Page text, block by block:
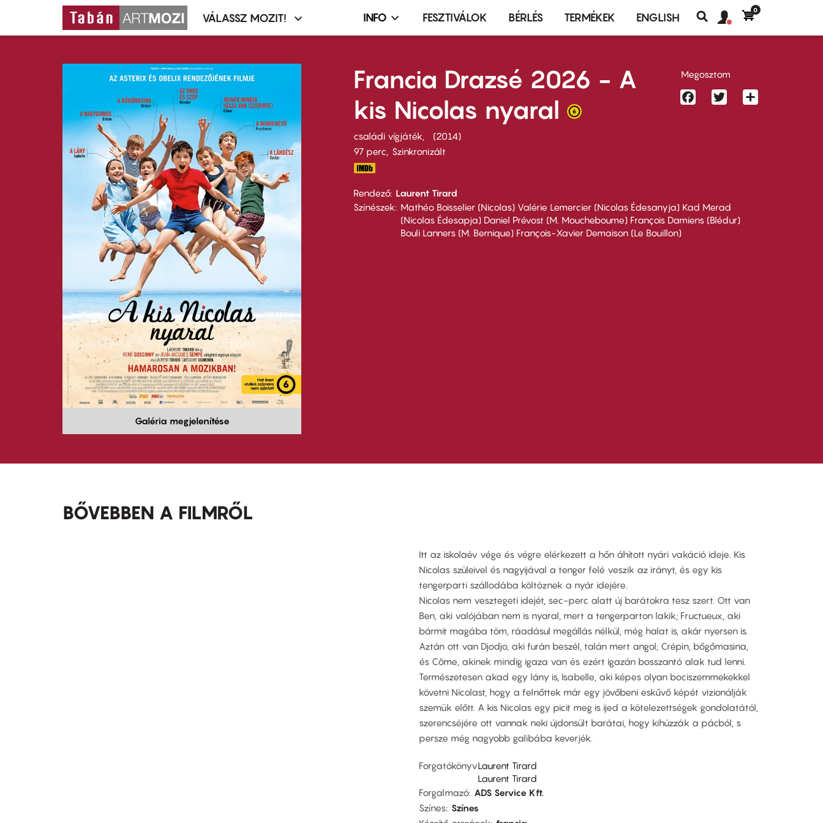
Moziválasztó
VÁLASSZ MOZIT!
Infó,
terembérlés
menü
INFO FESZTIVÁLOK BÉRLÉS TERMÉKEK ENGLISH
Keresés
fiók
Felhasználói
0
Galéria megjelenítése
Francia Drazsé 2026 - A
kis Nicolas nyaral
családi vígjáték
2014
97 perc,
Szinkronizált
Rendező Laurent Tirard
Színészek
Mathéo Boisselier (Nicolas) Valérie Lemercier (Nicolas Édesanyja) Kad Merad
(Nicolas Édesapja) Daniel Prévost (M. Moucheboume) François Damiens (Blédur)
Bouli Lanners (M. Bernique) François-Xavier Demaison (Le Bouillon)
Megosztom
FacebookTwitter
BŐVEBBEN A FILMRŐL
Itt az iskolaév vége és végre elérkezett a hőn áhított nyári vakáció ideje. Kis
Nicolas szüleivel és nagyijával a tenger felé veszik az irányt, és egy kis
tengerparti szállodába költöznek a nyár idejére.
Nicolas nem vesztegeti idejét, sec-perc alatt új barátokra tesz szert. Ott van
Ben, aki valójában nem is nyaral, mert a tengerparton lakik; Fructueux, aki
bármit magába töm, ráadásul megállás nélkül, még halat is, akár nyersen is.
Aztán ott van Djodjo, aki furán beszél, talán mert angol; Crépin, bőgőmasina,
és Côme, akinek mindig igaza van és ezért igazán bosszantó alak tud lenni.
Természetesen akad egy lány is, Isabelle, aki képes olyan bociszemmekekkel
követni Nicolast, hogy a felnőttek már egy jövőbeni eskűvő képét vizionálják
szemük előtt. A kis Nicolas egy picit meg is ijed a kötelezettségek gondolatától,
szerencséjére ott vannak neki újdonsült barátai, hogy kihúzzák a pácból, s
persze még nagyobb galibába keverjék.
ForgatókönyvLaurent Tirard
Laurent Tirard
Forgalmazó ADS Service Kft.
Színes Színes